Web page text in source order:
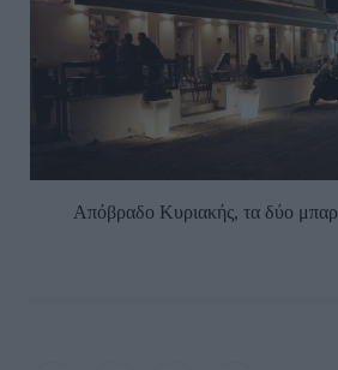
Απόβραδο Κυριακής, τα δύο